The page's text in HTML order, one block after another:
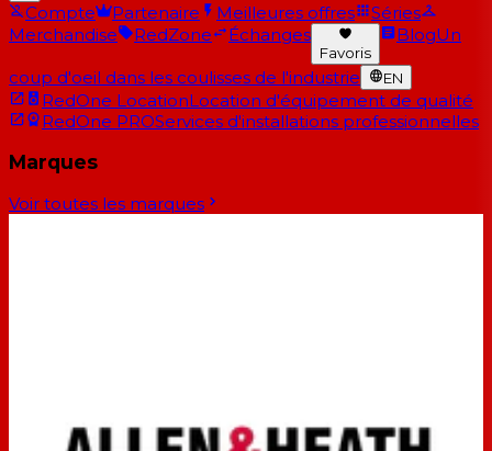
Compte Partenaire Meilleures offres
Séries
Merchandise
RedZone Échanges
Favoris
BlogUn
coup d'oeil dans les coulisses de l'industrie EN
RedOne LocationLocation d'équipement de qualité
RedOne PROServices d'installations professionnelles
Marques
Voir toutes les marques